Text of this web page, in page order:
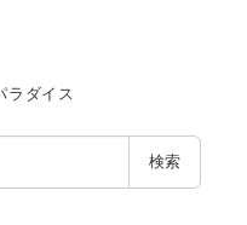
ラダイス
検索